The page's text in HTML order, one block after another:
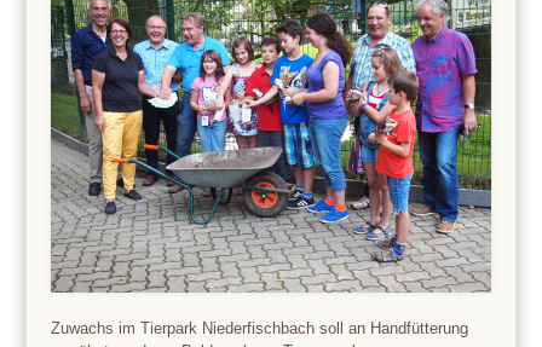
Zuwachs im Tierpark Niederfischbach soll an Handfütterung